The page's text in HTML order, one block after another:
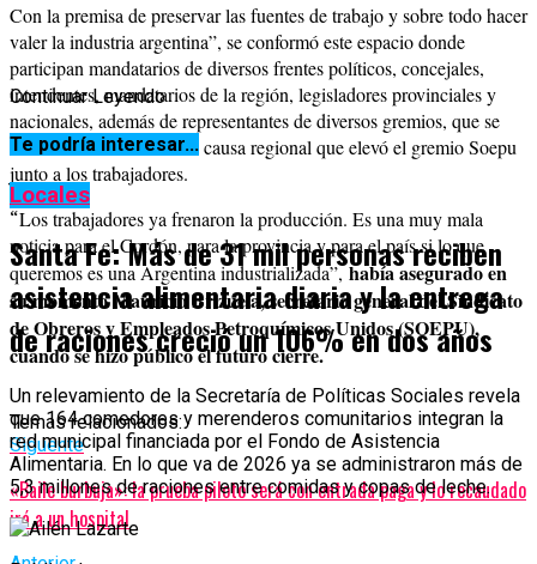
Con la premisa de preservar las fuentes de trabajo y sobre todo hacer
valer la industria argentina”, se conformó este espacio donde
participan mandatarios de diversos frentes políticos, concejales,
intendentes, mandatarios de la región, legisladores provinciales y
nacionales, además de representantes de diversos gremios, que se
han solidarizado con esta causa regional que elevó el gremio Soepu
junto a los trabajadores.
“Los trabajadores ya frenaron la producción. Es una muy mala
noticia para el Cordón, para la provincia y para el país si lo que
queremos es una Argentina industrializada”,había asegurado en
su momento Mauricio Brizuela, secretario general del Sindicato
de Obreros y Empleados Petroquímicos Unidos (SOEPU),
cuando se hizo público el futuro cierre.
Temas relacionados:
Siguente
«Baile burbuja»: la prueba piloto será con entrada paga y lo recaudado
irá a un hospital
Continuar Leyendo
Te podría interesar...
Locales
Santa Fe: Más de 31 mil personas reciben
asistencia alimentaria diaria y la entrega
de raciones creció un 106% en dos años
Un relevamiento de la Secretaría de Políticas Sociales revela
que 164 comedores y merenderos comunitarios integran la
red municipal financiada por el Fondo de Asistencia
Alimentaria. En lo que va de 2026 ya se administraron más de
5,3 millones de raciones entre comidas y copas de leche.